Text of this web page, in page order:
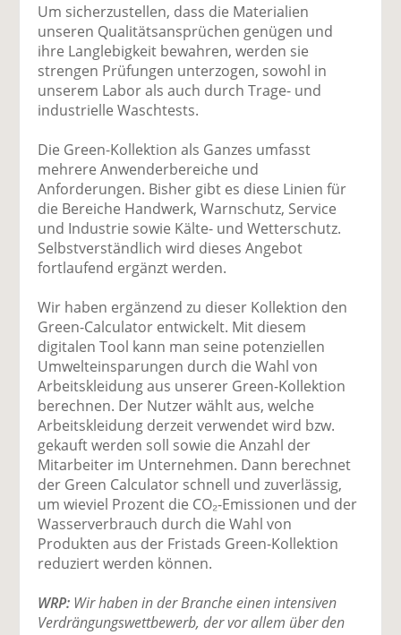
Um sicherzustellen, dass die Materialien
unseren Qualitätsansprüchen genügen und
ihre Langlebigkeit bewahren, werden sie
strengen Prüfungen unterzogen, sowohl in
unserem Labor als auch durch Trage- und
industrielle Waschtests.
Die Green-Kollektion als Ganzes umfasst
mehrere Anwenderbereiche und
Anforderungen. Bisher gibt es diese Linien für
die Bereiche Handwerk, Warnschutz, Service
und Industrie sowie Kälte- und Wetterschutz.
Selbstverständlich wird dieses Angebot
fortlaufend ergänzt werden.
Wir haben ergänzend zu dieser Kollektion den
Green-Calculator entwickelt. Mit diesem
digitalen Tool kann man seine potenziellen
Umwelteinsparungen durch die Wahl von
Arbeitskleidung aus unserer Green-Kollektion
berechnen. Der Nutzer wählt aus, welche
Arbeitskleidung derzeit verwendet wird bzw.
gekauft werden soll sowie die Anzahl der
Mitarbeiter im Unternehmen. Dann berechnet
der Green Calculator schnell und zuverlässig,
um wieviel Prozent die CO₂-Emissionen und der
Wasserverbrauch durch die Wahl von
Produkten aus der Fristads Green-Kollektion
reduziert werden können.
WRP: Wir haben in der Branche einen intensiven
Verdrängungswettbewerb, der vor allem über den